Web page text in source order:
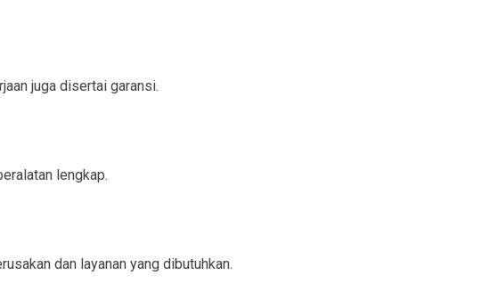
juga disertai garansi.
lengkap.
dan layanan yang dibutuhkan.